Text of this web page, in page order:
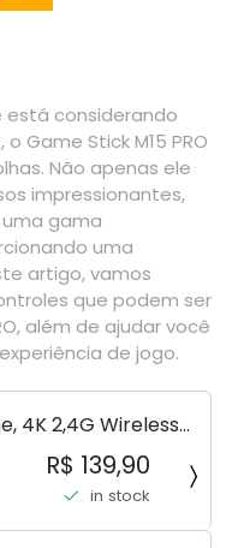
está considerando
Game Stick M15 PRO
Não apenas ele
impressionantes,
gama
uma
artigo, vamos
que podem ser
além de ajudar você
de jogo.
4K 2,4G Wireless
Classic Gaming
de TV para
R$ 139,90
in stock